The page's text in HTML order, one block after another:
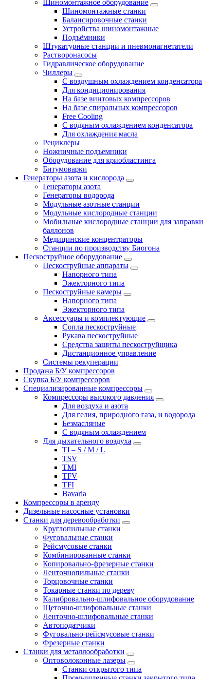
Шиномонтажное оборудование
Шиномонтажные станки
Балансировочные станки
Устройства шиномонтажные
Подъёмники
Штукатурные станции и пневмонагнетатели
Растворонасосы
Гидравлическое оборудование
Чиллеры
С воздушным охлаждением конденсатора
Для кондиционирования
На базе винтовых компрессоров
На базе спиральных компрессоров
Free Cooling
С водяным охлаждением конденсатора
Для охлаждения масла
Рециклеры
Ножничные подъемники
Оборудование для криобластинга
Битумоварки
Генераторы азота и кислорода
Генераторы азота
Генераторы водорода
Модульные азотные станции
Модульные кислородные станции
Мобильные кислородные станции для заправки
баллонов
Медицинские концентраторы
Станции по производству Биогона
Пескоструйное оборудование
Пескоструйные аппараты
Напорного типа
Эжекторного типа
Пескоструйные камеры
Напорного типа
Эжекторного типа
Аксессуары и комплектующие
Сопла пескоструйные
Рукава пескоструйные
Средства защиты пескоструйщика
Дистанционное управление
Системы рекуперации
Продажа Б/У компрессоров
Скупка Б/У компрессоров
Специализированные компрессоры
Компрессоры высокого давления
Для воздуха и азота
Для гелия, природного газа, и водорода
Безмасляные
С водяным охлаждением
Для дыхательного воздуха
TI – S / M / L
TSV
TMI
TFV
TFI
Bavaria
Компрессоры в аренду
Дизельные насосные установки
Станки для деревообработки
Круглопильные станки
Фуговальные станки
Рейсмусовые станки
Комбинированные станки
Копировально-фрезерные станки
Ленточнопильные станки
Торцовочные станки
Токарные станки по дереву
Калибровально-шлифовальное оборудование
Щеточно-шлифовальные станки
Ленточно-шлифовальные станки
Автоподатчики
Фуговально-рейсмусовые станки
Фрезерные станки
Станки для металлообработки
Оптоволоконные лазеры
Станки открытого типа